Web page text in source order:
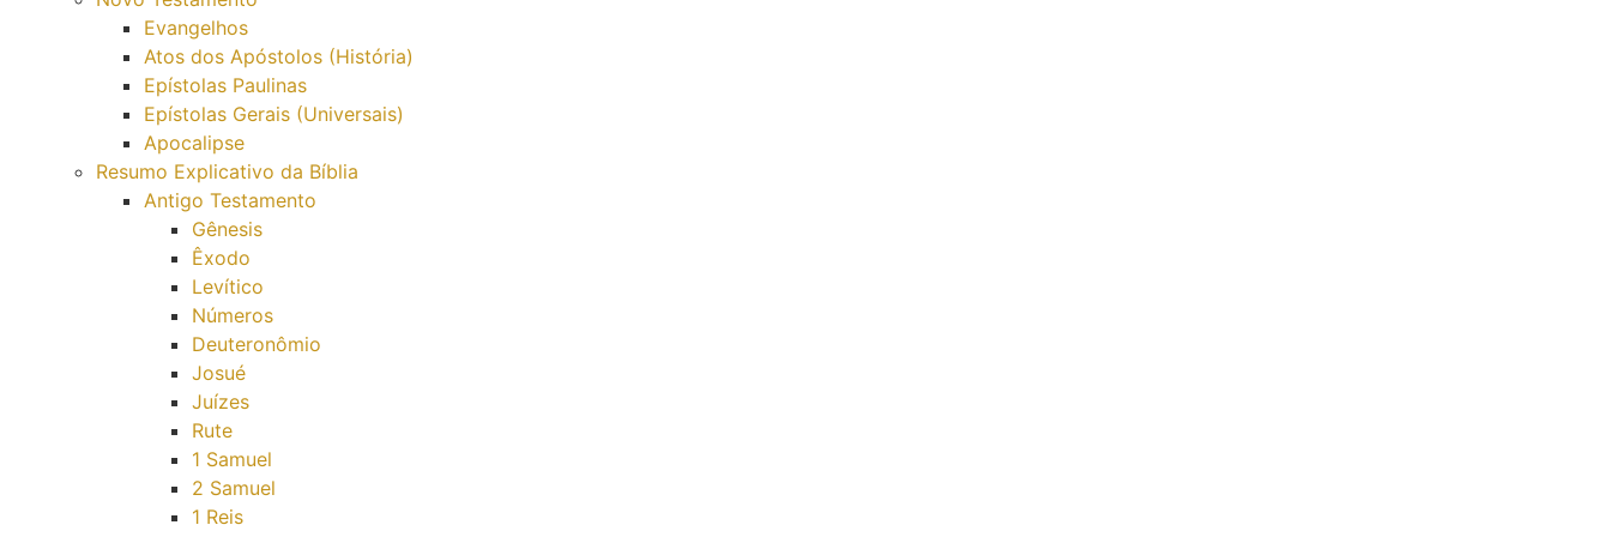
Evangelhos
Atos dos Apóstolos (História)
Epístolas Paulinas
Epístolas Gerais (Universais)
Apocalipse
Resumo Explicativo da Bíblia
Antigo Testamento
Gênesis
Êxodo
Levítico
Números
Deuteronômio
Josué
Juízes
Rute
1 Samuel
2 Samuel
1 Reis